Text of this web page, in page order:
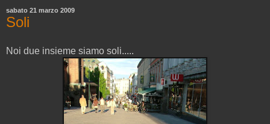
sabato 21 marzo 2009
Soli
Noi due insieme siamo soli.....